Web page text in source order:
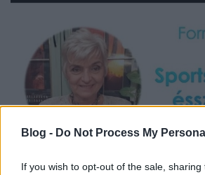
Blog - Do Not Process My
If you wish to opt-out of the sale,